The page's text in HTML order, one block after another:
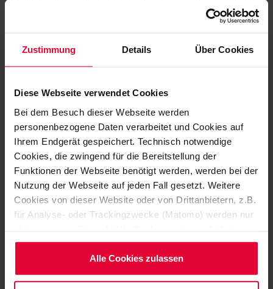
Zustimmung Details Über Cookies
Diese Webseite verwendet Cookies
Bei dem Besuch dieser Webseite werden
personenbezogene Daten verarbeitet und Cookies auf
Ihrem Endgerät gespeichert. Technisch notwendige
Cookies, die zwingend für die Bereitstellung der
Funktionen der Webseite benötigt werden, werden bei der
Nutzung der Webseite auf jeden Fall gesetzt. Weitere
Cookies von dieser Website oder von Drittanbietern, z.B.
für Analyse- oder Trackingzwecke (Matomo) werden nur
Möchten Sie dies nicht, klicken Sie bitte auf "Nur
notwendige Cookies verwenden". Mehr dazu
(einschließlich der Möglichkeit, die Einwilligungserklärung
Alle Cookies zulassen
Protection Linings-customers, the product range includes
Further information...